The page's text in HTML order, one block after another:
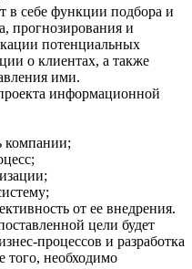
в себе функции подбора и
прогнозирования и
потенциальных
о клиентах, а также
ими.
информационной
компании;
от ее внедрения.
цели будет
процессов и разработка
того, необходимо